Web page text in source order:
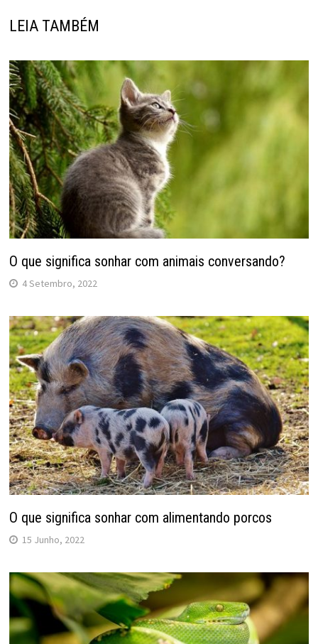
LEIA TAMBÉM
O que significa sonhar com animais conversando?
4 Setembro, 2022
O que significa sonhar com alimentando porcos
15 Junho, 2022